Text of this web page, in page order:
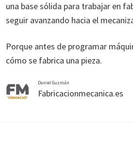
una base sólida para trabajar en
seguir avanzando hacia el
Porque antes de programar
cómo se fabrica una pieza.
Daniel Guzmán
Fabricacionmecanica.es